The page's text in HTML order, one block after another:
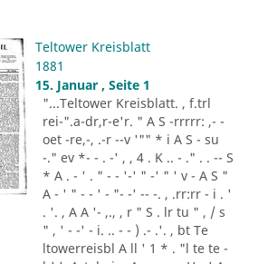
Teltower Kreisblatt
1881
15. Januar , Seite 1
"...Teltower Kreisblatt. , f.trl
rei-".a-dr,r-e'r. " A S -rrrrr: ,- -
oet -re,-, .-r --v '"" * i A S - su
-." ev *- - . -' , , 4 . K .. - ." . . -- S
* A . - ' . " - - '-' " -' " ' v - A S "
A - ' " - - ' - "- -' -- -. , .rr:rr - i . '
. '. , A A '- ,., , r " S . lr tu " , / s
" , ' - -' - i. .. - - ) .- .'. , bt Te
ltowerreisbl A ll ' 1 * . "l te te -